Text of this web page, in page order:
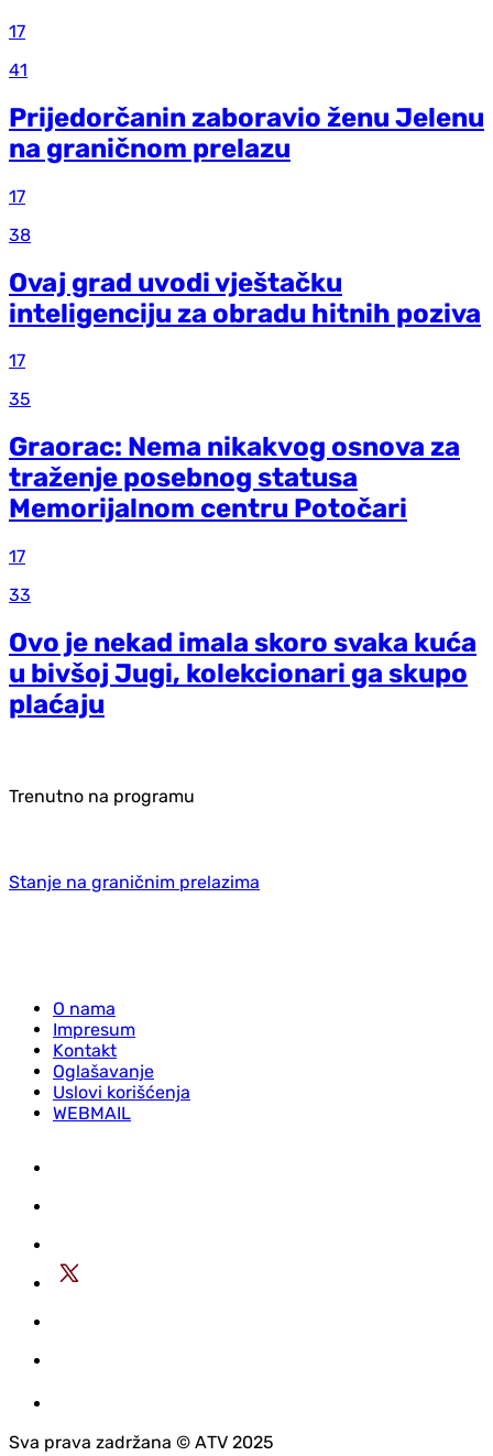
17
41
Prijedorčanin zaboravio ženu Jelenu
na graničnom prelazu
17
38
Ovaj grad uvodi vještačku
inteligenciju za obradu hitnih poziva
17
35
Graorac: Nema nikakvog osnova za
traženje posebnog statusa
Memorijalnom centru Potočari
17
33
Ovo je nekad imala skoro svaka kuća
u bivšoj Jugi, kolekcionari ga skupo
plaćaju
Trenutno na programu
Stanje na graničnim prelazima
O nama
Impresum
Kontakt
Oglašavanje
Uslovi korišćenja
WEBMAIL
Sva prava zadržana © АTV 2025